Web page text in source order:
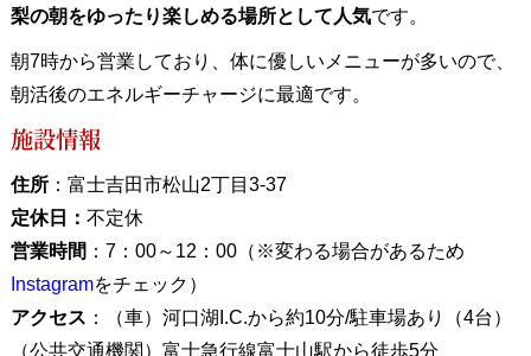
梨の朝をゆったり楽しめる場所として人気です。
朝7時から営業しており、体に優しいメニューが多いので、
朝活後のエネルギーチャージに最適です。
施設情報
住所：富士吉田市松山2丁目3-37
定休日： 不定休
営業時間 ：7：00～12：00（※変わる場合があるため
Instagramをチェック）
アクセス ：（車）河口湖I.C.から約10分/駐車場あり（4台）
（公共交通機関）富士急行線富士山駅から徒歩5分